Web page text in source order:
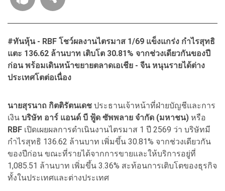
#ทันหุ้น - RBF โชว์ผลงานไตรมาส 1/69 แข็งแกร่ง กำไรสุทธิ
แตะ 136.62 ล้านบาท เติบโต 30.81% จากช่วงเดียวกันของปี
ก่อน พร้อมเดินหน้าขยายตลาดเอเชีย - จีน หนุนรายได้ต่าง
ประเทศโตต่อเนื่อง
นายสุรนาถ กิตติรัตนเดช ประธานเจ้าหน้าที่ฝ่ายบัญชีและการ
เงิน บริษัท อาร์ แอนด์ บี ฟู้ด ซัพพลาย จำกัด (มหาชน) หรือ
RBF เปิดเผยผลการดำเนินงานไตรมาส 1 ปี 2569 ว่า บริษัทมี
กำไรสุทธิ 136.62 ล้านบาท เพิ่มขึ้น 30.81% จากช่วงเดียวกัน
ของปีก่อน ขณะที่รายได้จากการขายและให้บริการอยู่ที่
1,085.51 ล้านบาท เพิ่มขึ้น 3.36% สะท้อนการเติบโตของธุรกิจ
ทั้งในประเทศและต่างประเทศ